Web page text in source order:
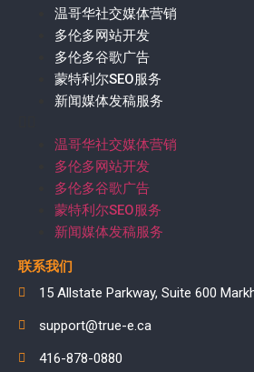
温哥华社交媒体营销
多伦多网站开发
多伦多谷歌广告
蒙特利尔SEO服务
新闻媒体发稿服务
温哥华社交媒体营销
多伦多网站开发
多伦多谷歌广告
蒙特利尔SEO服务
新闻媒体发稿服务
联系我们
15 Allstate Parkway, Suite 600
support@true-e.ca
416-878-0880